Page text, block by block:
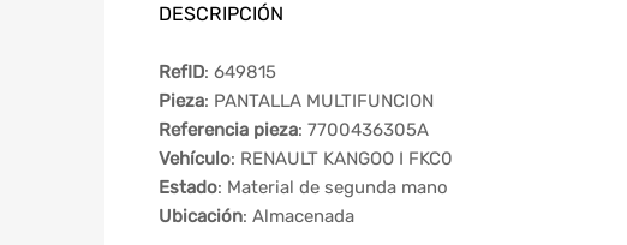
DESCRIPCIÓN
RefID: 649815
Pieza: PANTALLA MULTIFUNCION
Referencia pieza: 7700436305A
Vehículo: RENAULT KANGOO I FKC0
Estado: Material de segunda mano
Ubicación: Almacenada